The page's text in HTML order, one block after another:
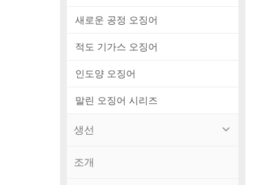
새로운 공정 오징어
적도 기가스 오징어
인도양 오징어
말린 오징어 시리즈
생선
조개